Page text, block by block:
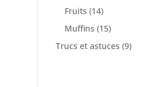
Fruits (14)
Muffins (15)
Trucs et astuces (9)